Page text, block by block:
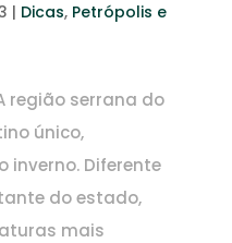
| Dicas, Petrópolis e
região serrana do
único,
inverno. Diferente
do estado,
mais